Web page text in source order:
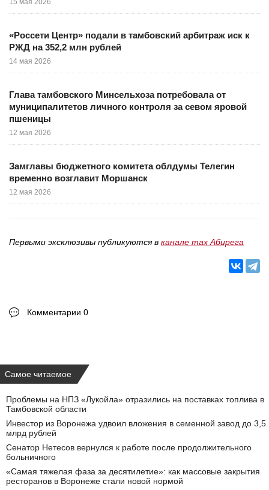
15 мая 2026
«Россети Центр» подали в тамбовский арбитраж иск к
РЖД на 352,2 млн рублей
14 мая 2026
Глава тамбовского Минсельхоза потребовала от
муниципалитетов личного контроля за севом яровой
пшеницы
12 мая 2026
Замглавы бюджетного комитета облдумы Телегин
временно возглавит Моршанск
12 мая 2026
Первыми эксклюзивы публикуются в канале max Абирега
Комментарии 0
Самое читаемое
Проблемы на НПЗ «Лукойла» отразились на поставках топлива в
Тамбовской области
Инвестор из Воронежа удвоил вложения в семенной завод до 3,5
млрд рублей
Сенатор Нетесов вернулся к работе после продолжительного
больничного
«Самая тяжелая фаза за десятилетие»: как массовые закрытия
ресторанов в Воронеже стали новой нормой